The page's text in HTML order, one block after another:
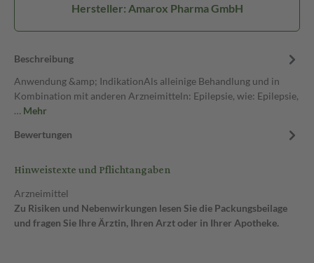
Hersteller: Amarox Pharma GmbH
Beschreibung
Anwendung &amp; IndikationAls alleinige Behandlung und in
Kombination mit anderen Arzneimitteln: Epilepsie, wie: Epilepsie,
… Mehr
Bewertungen
Hinweistexte und Pflichtangaben
Arzneimittel
Zu Risiken und Nebenwirkungen lesen Sie die Packungsbeilage
und fragen Sie Ihre Ärztin, Ihren Arzt oder in Ihrer Apotheke.